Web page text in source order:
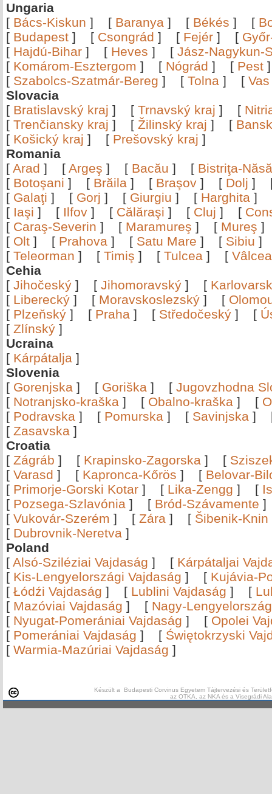
Ungaria
[ Bács-Kiskun ] [ Baranya ] [ Békés ] [
[ Budapest ] [ Csongrád ] [ Fejér ] [
[ Hajdú-Bihar ] [ Heves ] [ Jász-Nagykun-
[ Komárom-Esztergom ] [ Nógrád ] [ Pest
[ Szabolcs-Szatmár-Bereg ] [ Tolna ] [ Vas
Slovacia
[ Bratislavský kraj ] [ Trnavský kraj ] [
[ Trenčiansky kraj ] [ Žilinský kraj ] [
[ Košický kraj ] [ Prešovský kraj ]
Romania
[ Arad ] [ Argeş ] [ Bacău ] [ Bistriţa-
[ Botoşani ] [ Brăila ] [ Braşov ] [ Dolj ]
[ Galaţi ] [ Gorj ] [ Giurgiu ] [ Harghita ]
[ Iaşi ] [ Ilfov ] [ Călăraşi ] [ Cluj ] [
[ Caraş-Severin ] [ Maramureş ] [ Mureş
[ Olt ] [ Prahova ] [ Satu Mare ] [ Sibiu
[ Teleorman ] [ Timiş ] [ Tulcea ] [
Cehia
[ Jihočeský ] [ Jihomoravský ] [
[ Liberecký ] [ Moravskoslezský ] [
[ Plzeňský ] [ Praha ] [ Středočeský ] [
[ Zlínský ]
Ucraina
[ Kárpátalja ]
Slovenia
[ Gorenjska ] [ Goriška ] [ Jugovzhodna
[ Notranjsko-kraška ] [ Obalno-kraška ] [
[ Podravska ] [ Pomurska ] [ Savinjska ]
[ Zasavska ]
Croatia
[ Zágráb ] [ Krapinsko-Zagorska ] [
[ Varasd ] [ Kapronca-Kőrös ] [ Belovar-
[ Primorje-Gorski Kotar ] [ Lika-Zengg ] [
[ Pozsega-Szlavónia ] [ Bród-Szávamente
[ Vukovár-Szerém ] [ Zára ] [ Šibenik-Knin
[ Dubrovnik-Neretva ]
Poland
[ Alsó-Sziléziai Vajdaság ] [ Kárpátaljai
[ Kis-Lengyelországi Vajdaság ] [ Kujávia-
[ Łódźi Vajdaság ] [ Lublini Vajdaság ] [
[ Mazóviai Vajdaság ] [ Nagy-
[ Nyugat-Pomerániai Vajdaság ] [ Opolei
[ Pomerániai Vajdaság ] [ Świętokrzyski
[ Warmia-Mazúriai Vajdaság ]
Készült a Budapesti Corvinus Egyetem Tájtervezési és
az OTKA, az NKA és a Visegrádi